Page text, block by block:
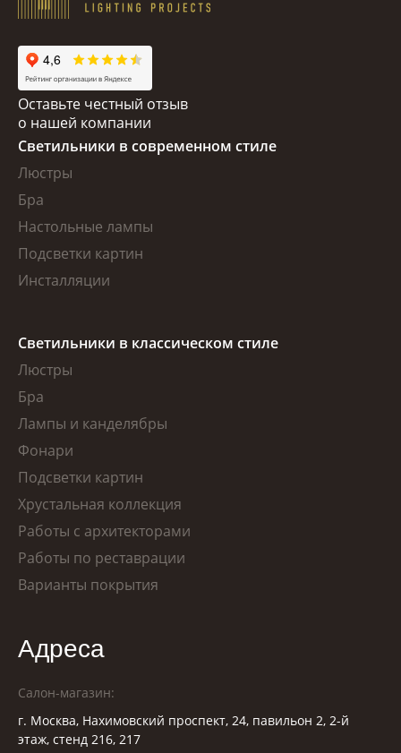
Оставьте честный отзыв
о нашей компании
Светильники в современном стиле
Люстры
Бра
Настольные лампы
Подсветки картин
Инсталляции
Светильники в классическом стиле
Люстры
Бра
Лампы и канделябры
Фонари
Подсветки картин
Хрустальная коллекция
Работы с архитекторами
Работы по реставрации
Варианты покрытия
Адреса
Салон-магазин:
г. Москва, Нахимовский проспект, 24, павильон 2, 2-й
этаж, стенд 216, 217